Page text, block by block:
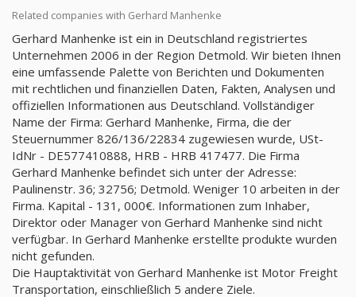
Related companies with Gerhard Manhenke
Gerhard Manhenke ist ein in Deutschland registriertes
Unternehmen 2006 in der Region Detmold. Wir bieten Ihnen
eine umfassende Palette von Berichten und Dokumenten
mit rechtlichen und finanziellen Daten, Fakten, Analysen und
offiziellen Informationen aus Deutschland. Vollständiger
Name der Firma: Gerhard Manhenke, Firma, die der
Steuernummer 826/136/22834 zugewiesen wurde, USt-
IdNr - DE577410888, HRB - HRB 417477. Die Firma
Gerhard Manhenke befindet sich unter der Adresse:
Paulinenstr. 36; 32756; Detmold. Weniger 10 arbeiten in der
Firma. Kapital - 131, 000€. Informationen zum Inhaber,
Direktor oder Manager von Gerhard Manhenke sind nicht
verfügbar. In Gerhard Manhenke erstellte produkte wurden
nicht gefunden.
Die Hauptaktivität von Gerhard Manhenke ist Motor Freight
Transportation, einschließlich 5 andere Ziele.